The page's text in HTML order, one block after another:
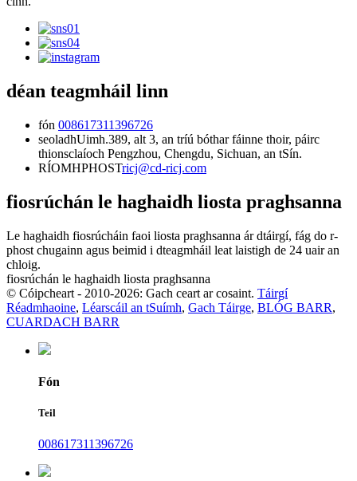
déan teagmháil linn
fón 008617311396726
seoladhUimh.389, alt 3, an tríú bóthar fáinne thoir, páirc
thionsclaíoch Pengzhou, Chengdu, Sichuan, an tSín.
RÍOMHPHOSTricj@cd-ricj.com
fiosrúchán le haghaidh liosta praghsanna
Le haghaidh fiosrúcháin faoi liosta praghsanna ár dtáirgí, fág do r-
phost chugainn agus beimid i dteagmháil leat laistigh de 24 uair an
chloig.
fiosrúchán le haghaidh liosta praghsanna
© Cóipcheart - 2010-2026: Gach ceart ar cosaint. Táirgí
Réadmhaoine, Léarscáil an tSuímh, Gach Táirge, BLÓG BARR,
CUARDACH BARR
Fón
Teil
008617311396726